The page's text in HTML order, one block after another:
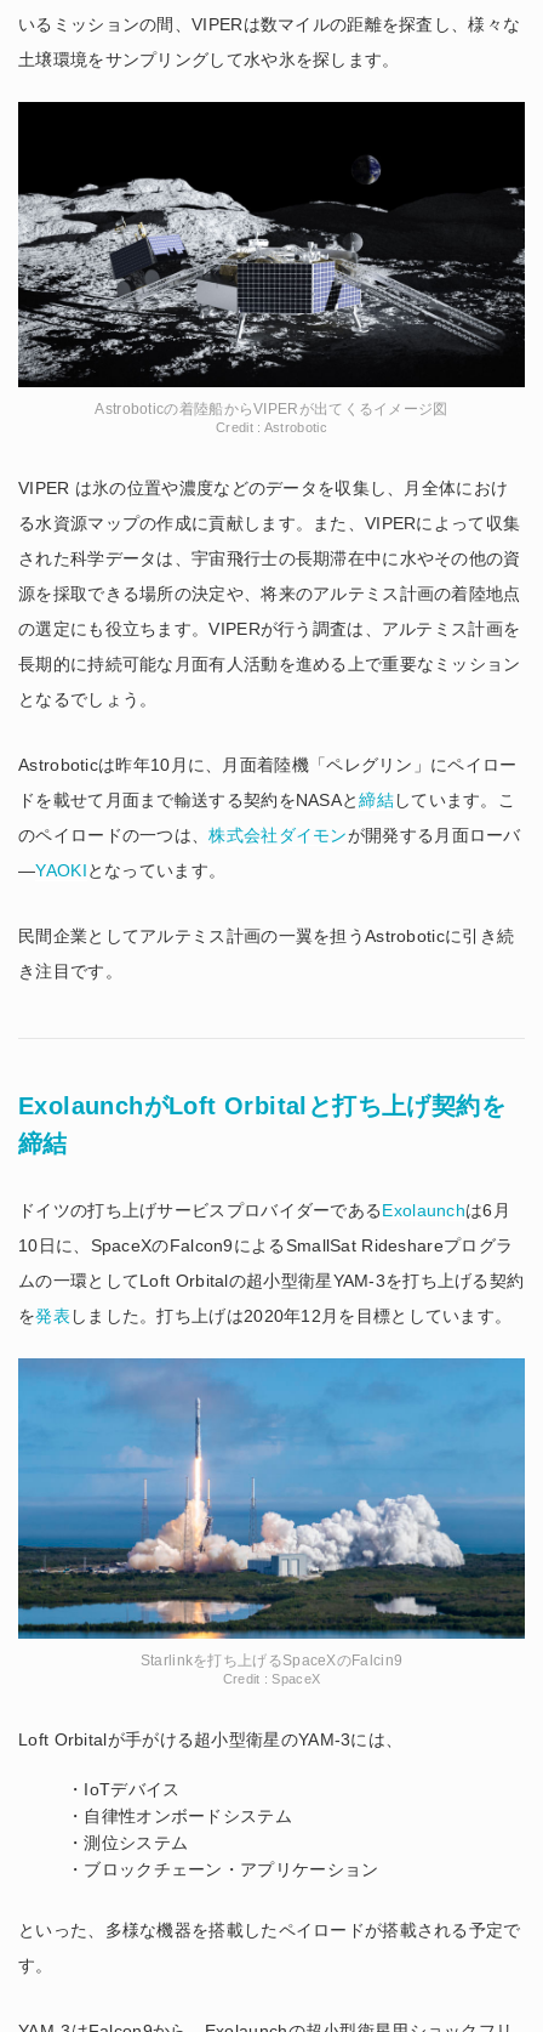
いるミッションの間、VIPERは数マイルの距離を探査し、様々な
土壌環境をサンプリングして水や氷を探します。
Astroboticの着陸船からVIPERが出てくるイメージ図
Credit : Astrobotic
VIPER は氷の位置や濃度などのデータを収集し、月全体におけ
る水資源マップの作成に貢献します。また、VIPERによって収集
された科学データは、宇宙飛行士の長期滞在中に水やその他の資
源を採取できる場所の決定や、将来のアルテミス計画の着陸地点
の選定にも役立ちます。VIPERが行う調査は、アルテミス計画を
長期的に持続可能な月面有人活動を進める上で重要なミッション
となるでしょう。
Astroboticは昨年10月に、月面着陸機「ペレグリン」にペイロー
ドを載せて月面まで輸送する契約をNASAと締結しています。こ
のペイロードの一つは、株式会社ダイモンが開発する月面ローバ
―YAOKIとなっています。
民間企業としてアルテミス計画の一翼を担うAstroboticに引き続
き注目です。
ExolaunchがLoft Orbitalと打ち上げ契約を
締結
ドイツの打ち上げサービスプロバイダーであるExolaunchは6月
10日に、SpaceXのFalcon9によるSmallSat Rideshareプログラ
ムの一環としてLoft Orbitalの超小型衛星YAM-3を打ち上げる契約
を発表しました。打ち上げは2020年12月を目標としています。
Starlinkを打ち上げるSpaceXのFalcin9
Credit : SpaceX
Loft Orbitalが手がける超小型衛星のYAM-3には、
・IoTデバイス
・自律性オンボードシステム
・測位システム
・ブロックチェーン・アプリケーション
といった、多様な機器を搭載したペイロードが搭載される予定で
す。